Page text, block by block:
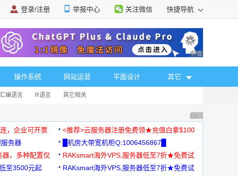
登录/注册 举报中心 关注微信 快捷导航
，理性选择 广告 商业广告，理
操作系统 网站运营 平面设计 其它
汇编语言 R语言 其它相关
广告 商业广告，理
，企业可开票
<推荐>云服务器注册免费领★充值白拿$100
务器
█机房大带宽机柜Q:1006456867█
，多种配置仅
RAKsmart海外VPS,服务器低至7折★免费试
用★
至3500元起
RAKsmart海外VPS,服务器低至7折★免费试